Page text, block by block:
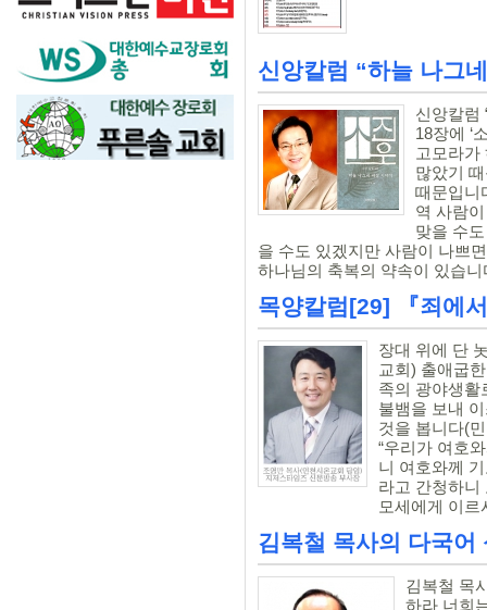
신앙칼럼 “하늘 나그
신앙칼럼
18장에 ‘
고모라가
많았기
때문입니
역 사람
맞을 수
을 수도 있겠지만 사람이 나쁘
하나님의 축복의 약속이 있습니
목양칼럼[29] 『죄에
장대 위에 단
교회) 출애굽
족의 광야생활
불뱀을 보내
것을 봅니다(
“우리가 여호
니 여호와께
라고 간청하니
모세에게 이르
김복철 목사의 다국어
김복철 목
하라 너희